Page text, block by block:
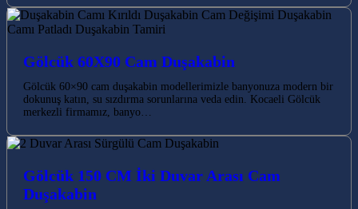
Gölcük 60X90 Cam Duşakabin
Gölcük 60×90 cam duşakabin modellerimizle banyonuza modern bir
dokunuş katın, su sızdırma sorunlarına veda edin. Kocaeli Gölcük
merkezli firmamız, banyo…
Gölcük 150 CM İki Duvar Arası Cam
Duşakabin